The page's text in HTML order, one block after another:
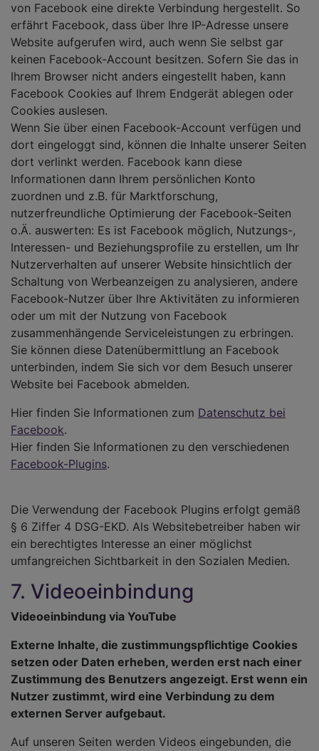
von Facebook eine direkte Verbindung hergestellt. So
erfährt Facebook, dass über Ihre IP-Adresse unsere
Website aufgerufen wird, auch wenn Sie selbst gar
keinen Facebook-Account besitzen. Sofern Sie das in
Ihrem Browser nicht anders eingestellt haben, kann
Facebook Cookies auf Ihrem Endgerät ablegen oder
Cookies auslesen.
Wenn Sie über einen Facebook-Account verfügen und
dort eingeloggt sind, können die Inhalte unserer Seiten
dort verlinkt werden. Facebook kann diese
Informationen dann Ihrem persönlichen Konto
zuordnen und z.B. für Marktforschung,
nutzerfreundliche Optimierung der Facebook-Seiten
o.Ä. auswerten: Es ist Facebook möglich, Nutzungs-,
Interessen- und Beziehungsprofile zu erstellen, um Ihr
Nutzerverhalten auf unserer Website hinsichtlich der
Schaltung von Werbeanzeigen zu analysieren, andere
Facebook-Nutzer über Ihre Aktivitäten zu informieren
oder um mit der Nutzung von Facebook
zusammenhängende Serviceleistungen zu erbringen.
Sie können diese Datenübermittlung an Facebook
unterbinden, indem Sie sich vor dem Besuch unserer
Website bei Facebook abmelden.
Hier finden Sie Informationen zum Datenschutz bei
Facebook.
Hier finden Sie Informationen zu den verschiedenen
Facebook-Plugins.
Die Verwendung der Facebook Plugins erfolgt gemäß
§ 6 Ziffer 4 DSG-EKD. Als Websitebetreiber haben wir
ein berechtigtes Interesse an einer möglichst
umfangreichen Sichtbarkeit in den Sozialen Medien.
7. Videoeinbindung
Videoeinbindung via YouTube
Externe Inhalte, die zustimmungspflichtige Cookies
setzen oder Daten erheben, werden erst nach einer
Zustimmung des Benutzers angezeigt. Erst wenn ein
Nutzer zustimmt, wird eine Verbindung zu dem
externen Server aufgebaut.
Auf unseren Seiten werden Videos eingebunden, die